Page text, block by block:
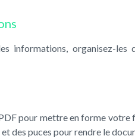
informations, organisez-
pour mettre en forme votre
des puces pour rendre le